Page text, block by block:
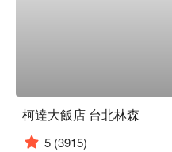
柯達大飯店 台北林森
5 (3915)